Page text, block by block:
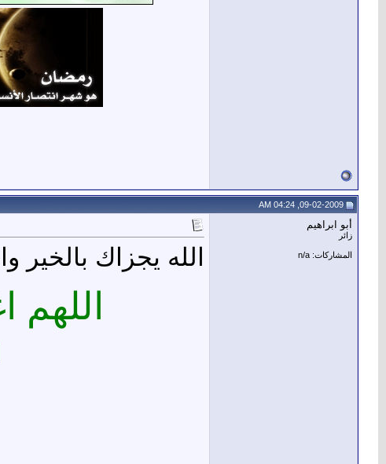
أبو ابراهيم
زائر
المشاركات: n/a الله يجزاك